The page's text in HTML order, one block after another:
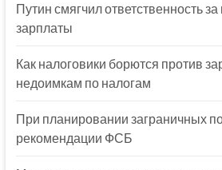
Путин смягчил ответственность
зарплаты
Как налоговики борются против
недоимкам по налогам
При планировании заграничных
рекомендации ФСБ